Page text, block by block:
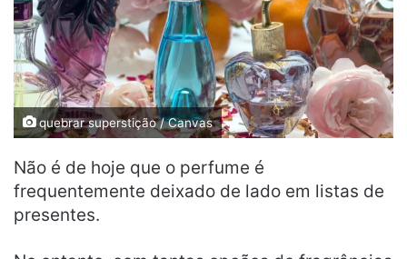
quebrar superstição / Canvas
Não é de hoje que o perfume é
frequentemente deixado de lado em listas de
presentes.